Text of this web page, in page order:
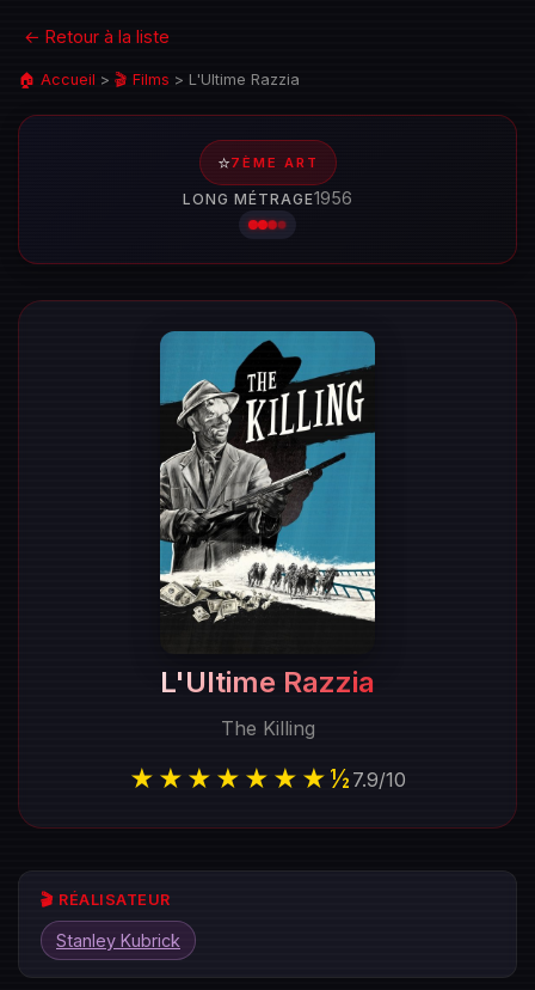
← Retour à la liste
🏠 Accueil > 🎬 Films > L'Ultime Razzia
⭐7ÈME ART
LONG MÉTRAGE1956
L'Ultime Razzia
The Killing
★★★★★★★½ 7.9/10
🎬 RÉALISATEUR
Stanley Kubrick